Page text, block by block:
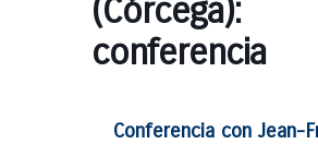
(Córcega):
conferencia
Conferencia con Jean-